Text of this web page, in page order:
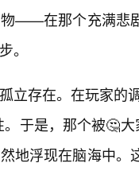
——在那个充满悲
。
立存在。在玩家的
于是，那个被🤔
地浮现在脑海中